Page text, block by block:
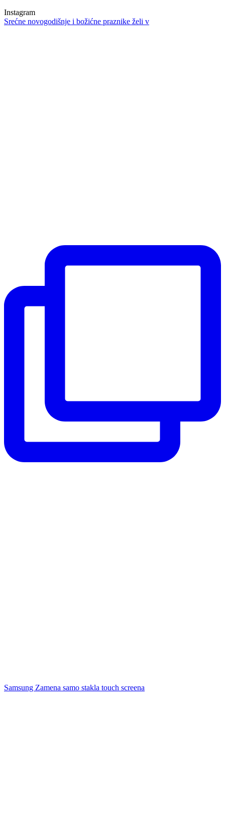
Instagram
Srećne novogodišnje i božićne praznike želi v
Samsung Zamena samo stakla touch screena